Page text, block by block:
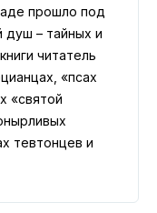
прошло под
душ – тайных и
читатель
«псах
«святой
тевтонцев и
о создании